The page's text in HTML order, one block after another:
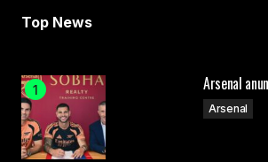
Top News
Arsenal
Arsenal